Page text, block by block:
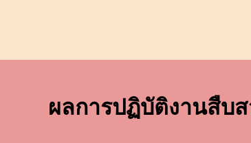
ผลการปฏิบัติงานสืบ